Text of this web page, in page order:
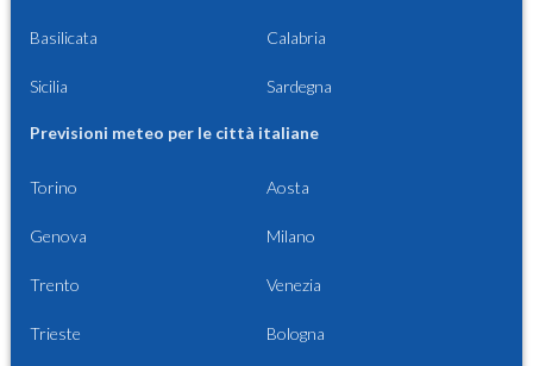
Basilicata Calabria
Sicilia Sardegna
Previsioni meteo per le città italiane
Torino Aosta
Genova Milano
Trento Venezia
Trieste Bologna